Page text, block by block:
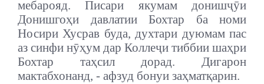
мебарояд. Писари якумам донишҷӯи
Донишгоҳи давлатии Бохтар ба номи
Носири Хусрав буда, духтари дуюмам пас
аз синфи нӯҳум дар Коллеҷи тиббии шаҳри
Бохтар таҳсил дорад. Дигарон
мактабхонанд, - афзуд бонуи заҳматқарин.